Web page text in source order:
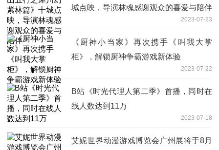
城点映，导演林魂感谢观众的喜爱与陪伴
2023-07-23
《厨神小当家》再次携手《叫我大掌
柜》，解锁厨神争霸游戏新体验
2023-07-22
B站《时光代理人第二季》首播，同时在
线人数达到11万
2023-07-18
艾妮世界动漫游戏博览会广州展将于8月